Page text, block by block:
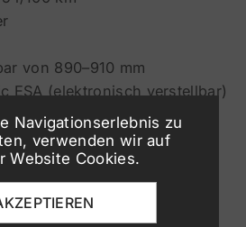
Navigationserlebnis zu
verwenden wir auf
Website Cookies.
von 890–910 mm
ESA (elektronisch verstellbar)
vorne mit ABS Pro /
mit GPS & Bluetooth